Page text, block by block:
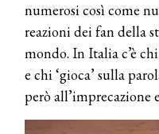
numerosi così come
reazioni dei fan della
mondo. In Italia c’è
e chi ‘gioca’ sulla
però all’imprecazione